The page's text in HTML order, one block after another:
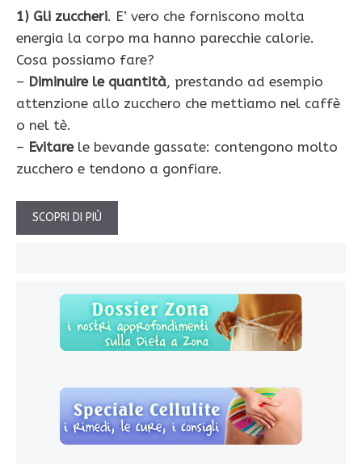
1) Gli zuccheri. E’ vero che forniscono molta
energia la corpo ma hanno parecchie calorie.
Cosa possiamo fare?
– Diminuire le quantità, prestando ad esempio
attenzione allo zucchero che mettiamo nel caffè
o nel tè.
– Evitarele bevande gassate: contengono molto
zucchero e tendono a gonfiare.
SCOPRI DI PIÙ